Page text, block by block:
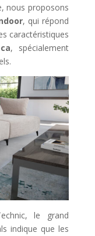
nous proposons
, qui répond
caractéristiques
, spécialement
le grand
indique que les